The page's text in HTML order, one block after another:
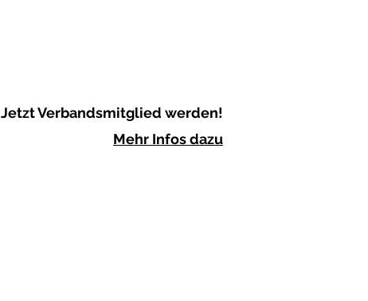
Jetzt Verbandsmitglied werden!
Mehr Infos dazu